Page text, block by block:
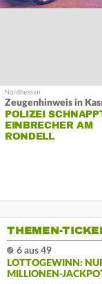
Zeugenhinweis in
POLIZEI
EINBRECHER AM
RONDELL
THEMEN-
6 aus 49
LOTTOGEWINN:
MILLIONEN-